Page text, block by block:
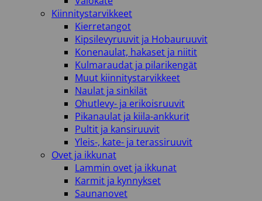
Kiinnitystarvikkeet
Kierretangot
Kipsilevyruuvit ja Hobauruuvit
Konenaulat, hakaset ja niitit
Kulmaraudat ja pilarikengät
Muut kiinnitystarvikkeet
Naulat ja sinkilät
Ohutlevy- ja erikoisruuvit
Pikanaulat ja kiila-ankkurit
Pultit ja kansiruuvit
Yleis-, kate- ja terassiruuvit
Ovet ja ikkunat
Lammin ovet ja ikkunat
Karmit ja kynnykset
Saunanovet